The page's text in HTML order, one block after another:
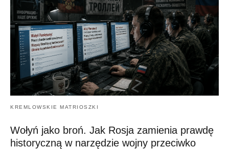
KREMLOWSKIE MATRIOSZKI
Wołyń jako broń. Jak Rosja zamienia prawdę
historyczną w narzędzie wojny przeciwko